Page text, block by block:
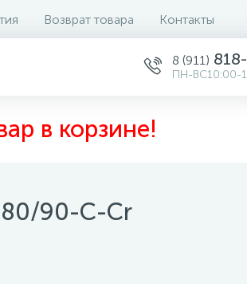
Возврат товара Контакты
8 (911)
ПН-ВС10:00-
в корзине!
80/90-C-Cr